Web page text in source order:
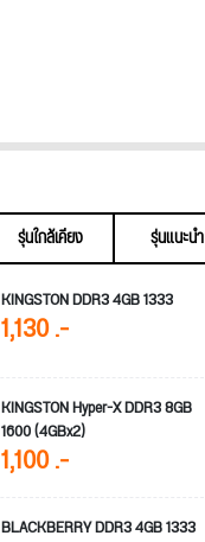
รุ่นใกล้เคียง
รุ่นแนะนำ
KINGSTON DDR3 4GB 1333
1,130 .-
KINGSTON Hyper-X DDR3 8GB
1600 (4GBx2)
1,100 .-
BLACKBERRY DDR3 4GB 1333